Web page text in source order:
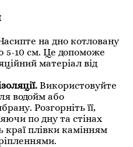
на дно котловану
5-10 см. Це допоможе
матеріал від
Використовуйте
водойм або
Розгорніть її,
по дну та стінах
краї плівки камінням